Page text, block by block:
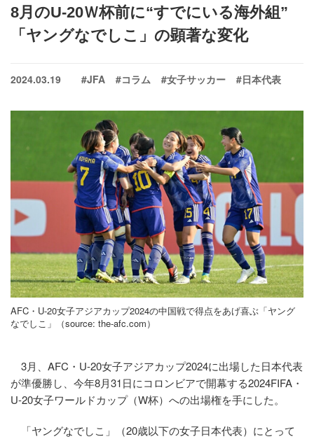
8月のU-20Ｗ杯前に“すでにいる海外組”
「ヤングなでしこ」の顕著な変化
2024.03.19 #JFA #コラム #女子サッカー #日本代表
AFC・U-20女子アジアカップ2024の中国戦で得点をあげ喜ぶ「ヤング
なでしこ」（source: the-afc.com）
3月、AFC・U-20女子アジアカップ2024に出場した日本代表
が準優勝し、今年8月31日にコロンビアで開幕する2024FIFA・
U-20女子ワールドカップ（W杯）への出場権を手にした。
「ヤングなでしこ」（20歳以下の女子日本代表）にとって